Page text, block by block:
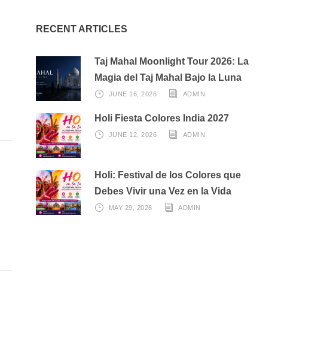
RECENT ARTICLES
Taj Mahal Moonlight Tour 2026: La
Magia del Taj Mahal Bajo la Luna
JUNE 16, 2026 ADMIN
Holi Fiesta Colores India 2027
JUNE 12, 2026 ADMIN
Holi: Festival de los Colores que
Debes Vivir una Vez en la Vida
MAY 29, 2026 ADMIN